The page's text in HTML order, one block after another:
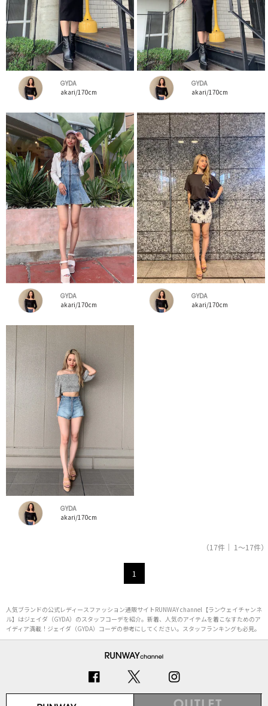
GYDA
akari/170cm
GYDA
akari/170cm
GYDA
akari/170cm
GYDA
akari/170cm
GYDA
akari/170cm
（17件｜ 1～17件）
1
人気ブランドの公式レディースファッション通販サイトRUNWAY channel【ランウェイチャンネ
ル】はジェイダ（GYDA）のスタッフコーデを紹介。新着、人気のアイテムを着こなすためのア
イディア満載！ジェイダ（GYDA）コーデの参考にしてください。スタッフランキングも必見。